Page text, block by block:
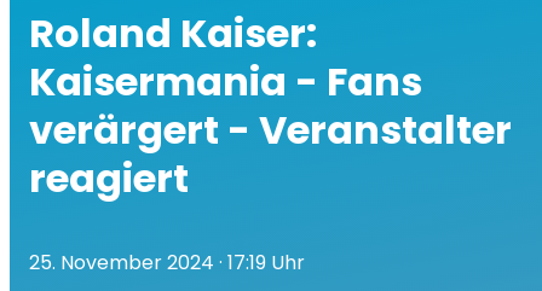
Roland Kaiser:
Kaisermania - Fans
verärgert - Veranstalter
reagiert
25. November 2024 · 17:19 Uhr